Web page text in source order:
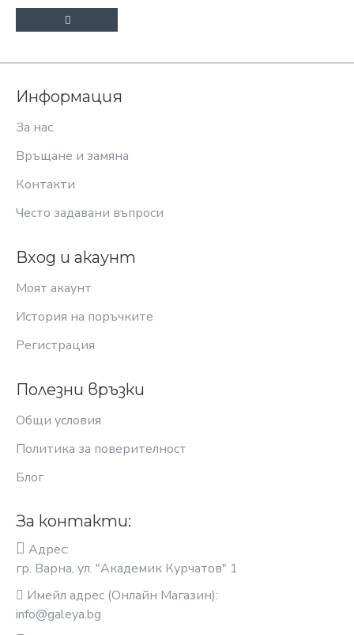
Информация
За нас
Връщане и замяна
Контакти
Често задавани въпроси
Вход и акаунт
Моят акаунт
История на поръчките
Регистрация
Полезни връзки
Общи условия
Политика за поверителност
Блог
За контакти:
Адрес:
гр. Варна, ул. "Академик Курчатов" 1
Имейл адрес (Онлайн Магазин):
info@galeya.bg